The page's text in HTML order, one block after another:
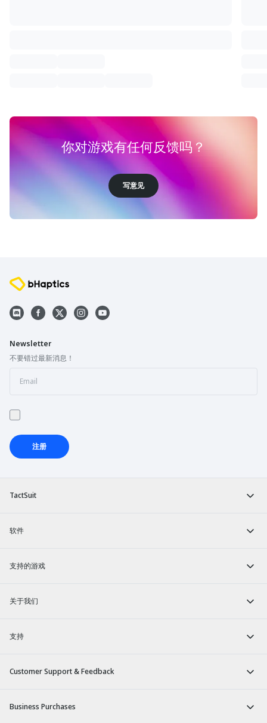
你对游戏有任何反馈吗？
写意见
TactSuit
软件
支持的游戏
关于我们
支持
Customer Support & Feedback
Business Purchases
Newsletter
不要错过最新消息！
注册